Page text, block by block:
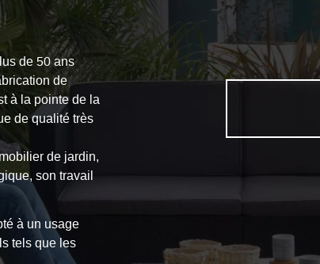
de 50 ans
de
à la pointe de la
de qualité très
de jardin,
son travail
à un usage
tels que les